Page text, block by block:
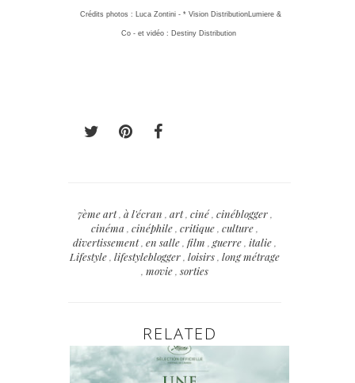
Crédits photos : Luca Zontini - * Vision DistributionLumiere &
Co - et vidéo : Destiny Distribution
7ème art, à l'écran , art, ciné, cinéblogger,
cinéma , cinéphile, critique, culture,
divertissement, en salle, film , guerre, italie,
Lifestyle, lifestyleblogger, loisirs, long métrage
, movie, sorties
RELATED